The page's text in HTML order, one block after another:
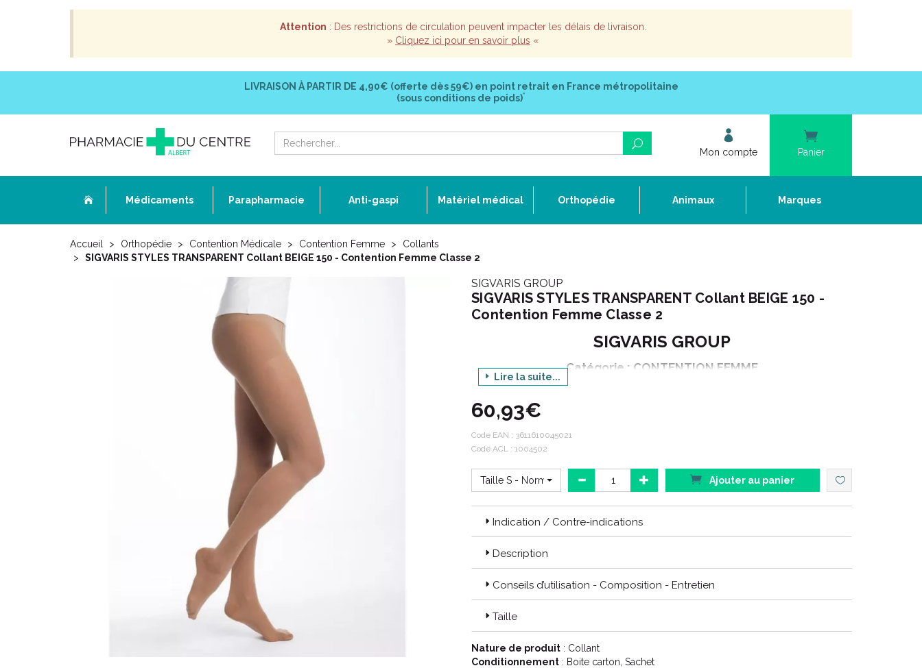
Attention : Des restrictions de circulation peuvent impacter les délais de livraison.
» Cliquez ici pour en savoir plus «
LIVRAISON À PARTIR DE 4,90€ (offerte dès 59€) en point retrait en France métropolitaine
(sous conditions de poids)*
Mon compte Panier
Médicaments Parapharmacie Anti-gaspi Matériel médical Orthopédie Animaux Marques
Accueil Orthopédie Contention Médicale Contention Femme
Collants
SIGVARIS STYLES TRANSPARENT Collant BEIGE 150 - Contention Femme Classe 2
SIGVARIS GROUP
SIGVARIS STYLES TRANSPARENT Collant BEIGE 150 -
Contention Femme Classe 2
SIGVARIS GROUP
Catégorie : CONTENTION FEMME
Les “Styles” sont des produits au look tendance adaptés aux tenues de vos patientes,
pour qu’elles puissent exprimer leur personnalité.
Lire la suite...
60,93€
Code EAN : 3611610045021
Code ACL : 1004502
Taille S - Normal Ajouter au panier
Indication / Contre-indications
Description
Conseils d’utilisation - Composition - Entretien
Taille
Nature de produit : Collant
Conditionnement : Boite carton, Sachet